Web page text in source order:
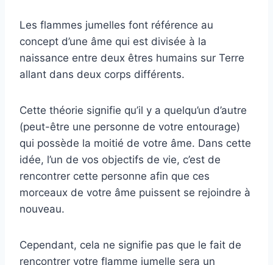
Les flammes jumelles font référence au
concept d’une âme qui est divisée à la
naissance entre deux êtres humains sur Terre
allant dans deux corps différents.
Cette théorie signifie qu’il y a quelqu’un d’autre
(peut-être une personne de votre entourage)
qui possède la moitié de votre âme. Dans cette
idée, l’un de vos objectifs de vie, c’est de
rencontrer cette personne afin que ces
morceaux de votre âme puissent se rejoindre à
nouveau.
Cependant, cela ne signifie pas que le fait de
rencontrer votre flamme jumelle sera un